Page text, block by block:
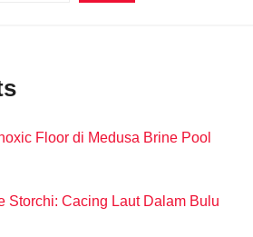
Floor di Medusa Brine Pool
Storchi: Cacing Laut Dalam Bulu